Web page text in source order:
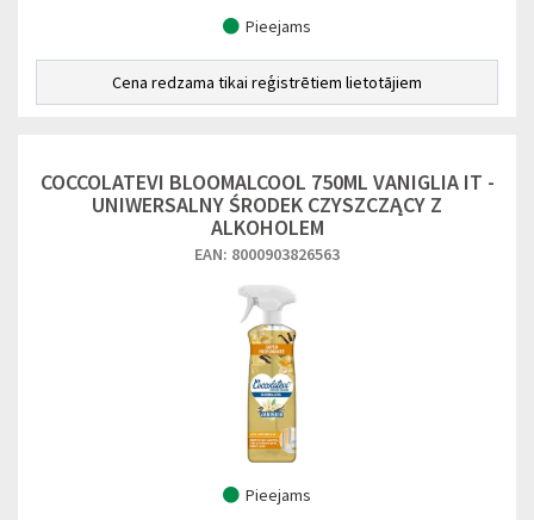
Pieejams
Cena redzama tikai reģistrētiem lietotājiem
COCCOLATEVI BLOOMALCOOL 750ML VANIGLIA IT -
UNIWERSALNY ŚRODEK CZYSZCZĄCY Z
ALKOHOLEM
EAN: 8000903826563
Pieejams